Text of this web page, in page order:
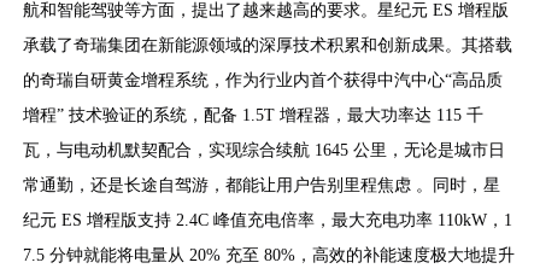
航和智能驾驶等方面，提出了越来越高的要求。星纪元 ES 增程版
承载了奇瑞集团在新能源领域的深厚技术积累和创新成果。其搭载
的奇瑞自研黄金增程系统，作为行业内首个获得中汽中心“高品质
增程” 技术验证的系统，配备 1.5T 增程器，最大功率达 115 千
瓦，与电动机默契配合，实现综合续航 1645 公里，无论是城市日
常通勤，还是长途自驾游，都能让用户告别里程焦虑 。同时，星
纪元 ES 增程版支持 2.4C 峰值充电倍率，最大充电功率 110kW，1
7.5 分钟就能将电量从 20% 充至 80%，高效的补能速度极大地提升